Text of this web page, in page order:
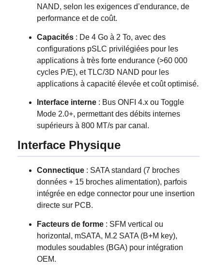
NAND, selon les exigences d’endurance, de
performance et de coût.
Capacités : De 4 Go à 2 To, avec des
configurations pSLC privilégiées pour les
applications à très forte endurance (>60 000
cycles P/E), et TLC/3D NAND pour les
applications à capacité élevée et coût optimisé.
Interface interne : Bus ONFI 4.x ou Toggle
Mode 2.0+, permettant des débits internes
supérieurs à 800 MT/s par canal.
Interface Physique
Connectique : SATA standard (7 broches
données + 15 broches alimentation), parfois
intégrée en edge connector pour une insertion
directe sur PCB.
Facteurs de forme : SFM vertical ou
horizontal, mSATA, M.2 SATA (B+M key),
modules soudables (BGA) pour intégration
OEM.